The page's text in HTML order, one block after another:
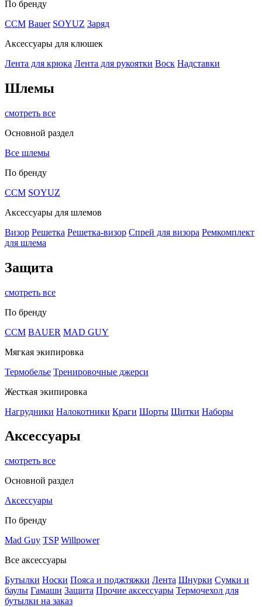
По бренду
CCM Bauer SOYUZ Заряд
Аксессуары для клюшек
Лента для крюка Лента для рукоятки Воск Надставки
Шлемы
смотреть все
Основной раздел
Все шлемы
По бренду
CCM SOYUZ
Аксессуары для шлемов
Визор Решетка Решетка-визор Спрей для визора Ремкомплект
для шлема
Защита
смотреть все
По бренду
CCM BAUER MAD GUY
Мягкая экипировка
Термобелье Тренировочные джерси
Жесткая экипировка
Нагрудники Налокотники Краги Шорты Щитки Наборы
Аксессуары
смотреть все
Основной раздел
Аксессуары
По бренду
Mad Guy TSP Willpower
Все аксессуары
Бутылки Носки Пояса и поджтяжки Лента Шнурки Сумки и
баулы Гамаши Защита Прочие аксессуары Термочехол для
бутылки на заказ